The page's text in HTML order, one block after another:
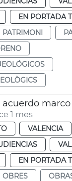
EN PORTADA
PATRIMONI
1 mes
VALENCIA
EN PORTADA
OBRES